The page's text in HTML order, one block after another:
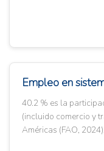
Empleo en
40.2 % es la
(incluido comercio y
Américas (FAO, 2024).